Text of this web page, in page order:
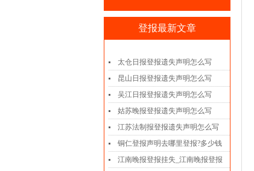
登报最新文章
太仓日报登报遗失声明怎么写
昆山日报登报遗失声明怎么写
吴江日报登报遗失声明怎么写
姑苏晚报登报遗失声明怎么写
江苏法制报登报遗失声明怎么写
铜仁登报声明去哪里登报?多少钱
江南晚报登报挂失_江南晚报登报